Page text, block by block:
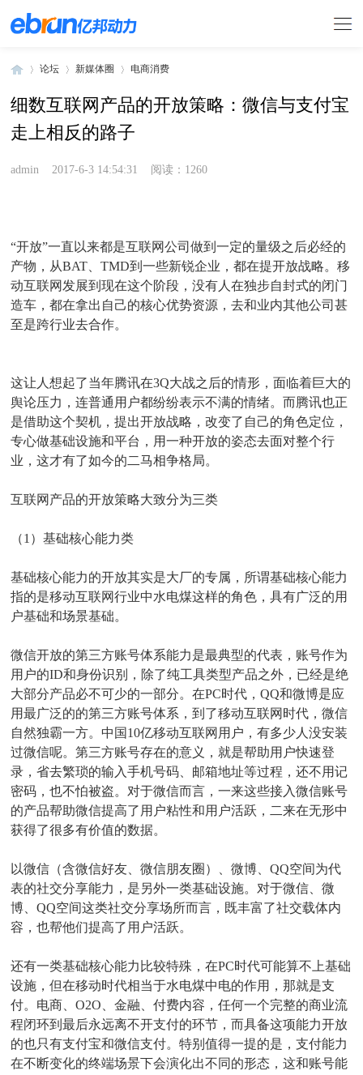
»
论坛
›
新媒体圈
›
电商消费
细数互联网产品的开放策略：微信与支付宝
走上相反的路子
admin 2017-6-3 14:54:31 阅读：1260
“开放”一直以来都是互联网公司做到一定的量级之后必经的
产物，从BAT、TMD到一些新锐企业，都在提开放战略。移
动互联网发展到现在这个阶段，没有人在独步自封式的闭门
造车，都在拿出自己的核心优势资源，去和业内其他公司甚
至是跨行业去合作。
这让人想起了当年腾讯在3Q大战之后的情形，面临着巨大的
舆论压力，连普通用户都纷纷表示不满的情绪。而腾讯也正
是借助这个契机，提出开放战略，改变了自己的角色定位，
专心做基础设施和平台，用一种开放的姿态去面对整个行
业，这才有了如今的二马相争格局。
互联网产品的开放策略大致分为三类
（1）基础核心能力类
基础核心能力的开放其实是大厂的专属，所谓基础核心能力
指的是移动互联网行业中水电煤这样的角色，具有广泛的用
户基础和场景基础。
微信开放的第三方账号体系能力是最典型的代表，账号作为
用户的ID和身份识别，除了纯工具类型产品之外，已经是绝
大部分产品必不可少的一部分。在PC时代，QQ和微博是应
用最广泛的的第三方账号体系，到了移动互联网时代，微信
自然独霸一方。中国10亿移动互联网用户，有多少人没安装
过微信呢。第三方账号存在的意义，就是帮助用户快速登
录，省去繁琐的输入手机号码、邮箱地址等过程，还不用记
密码，也不怕被盗。对于微信而言，一来这些接入微信账号
的产品帮助微信提高了用户粘性和用户活跃，二来在无形中
获得了很多有价值的数据。
以微信（含微信好友、微信朋友圈）、微博、QQ空间为代
表的社交分享能力，是另外一类基础设施。对于微信、微
博、QQ空间这类社交分享场所而言，既丰富了社交载体内
容，也帮他们提高了用户活跃。
还有一类基础核心能力比较特殊，在PC时代可能算不上基础
设施，但在移动时代相当于水电煤中电的作用，那就是支
付。电商、O2O、金融、付费内容，任何一个完整的商业流
程闭环到最后永远离不开支付的环节，而具备这项能力开放
的也只有支付宝和微信支付。特别值得一提的是，支付能力
在不断变化的终端场景下会演化出不同的形态，这和账号能